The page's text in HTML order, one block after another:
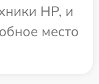
HP, и
место